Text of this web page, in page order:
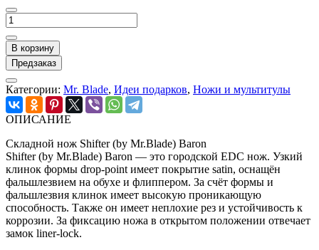
В корзину
Предзаказ
Категории: Mr. Blade, Идеи подарков, Ножи и мультитулы
ОПИСАНИЕ
Складной нож Shifter (by Mr.Blade) Baron
Shifter (by Mr.Blade) Baron — это городской EDC нож. Узкий
клинок формы drop-point имеет покрытие satin, оснащён
фальшлезвием на обухе и флиппером. За счёт формы и
фальшлезвия клинок имеет высокую проникающую
способность. Также он имеет неплохие рез и устойчивость к
коррозии. За фиксацию ножа в открытом положении отвечает
замок liner-lock.